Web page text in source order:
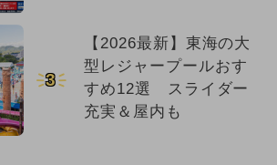
3
【2026最新】東海の大
型レジャープールおす
すめ12選 スライダー
充実＆屋内も